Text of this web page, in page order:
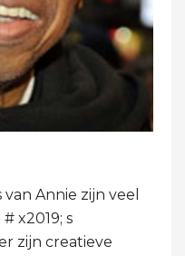
van Annie zijn veel
x2019; s
zijn creatieve